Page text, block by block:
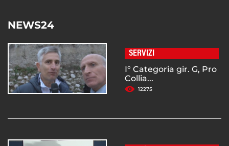
NEWS24
SERVIZI
I° Categoria gir. G, Pro
Collia...
12275